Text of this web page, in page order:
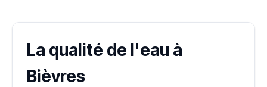
La qualité de l'eau à
Bièvres